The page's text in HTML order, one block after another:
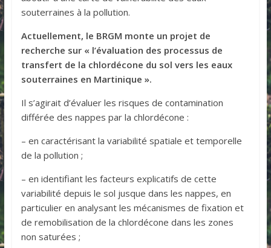
souterraines à la pollution.
Actuellement, le BRGM monte un projet de
recherche sur « l’évaluation des processus de
transfert de la chlordécone du sol vers les eaux
souterraines en Martinique ».
Il s’agirait d’évaluer les risques de contamination
différée des nappes par la chlordécone :
– en caractérisant la variabilité spatiale et temporelle
de la pollution ;
– en identifiant les facteurs explicatifs de cette
variabilité depuis le sol jusque dans les nappes, en
particulier en analysant les mécanismes de fixation et
de remobilisation de la chlordécone dans les zones
non saturées ;